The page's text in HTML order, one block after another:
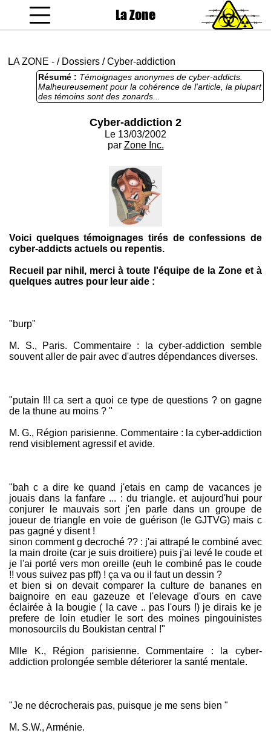
La Zone
LA ZONE - / Dossiers /Cyber-addiction
Résumé : Témoignages anonymes de cyber-addicts.
Malheureusement pour la cohérence de l'article, la plupart
des témoins sont des zonards...
Cyber-addiction 2
Le 13/03/2002
par Zone Inc.
Voici quelques témoignages tirés de confessions de
cyber-addicts actuels ou repentis.
Recueil par nihil, merci à toute l'équipe de la Zone et à
quelques autres pour leur aide :
"burp"
M. S., Paris. Commentaire : la cyber-addiction semble
souvent aller de pair avec d'autres dépendances diverses.
"putain !!! ca sert a quoi ce type de questions ? on gagne
de la thune au moins ? "
M. G., Région parisienne. Commentaire : la cyber-addiction
rend visiblement agressif et avide.
"bah c a dire ke quand j'etais en camp de vacances je
jouais dans la fanfare ... : du triangle. et aujourd'hui pour
conjurer le mauvais sort j'en parle dans un groupe de
joueur de triangle en voie de guérison (le GJTVG) mais c
pas gagné y disent !
sinon comment g decroché ?? : j'ai attrapé le combiné avec
la main droite (car je suis droitiere) puis j'ai levé le coude et
je l'ai porté vers mon oreille (euh le combiné pas le coude
!! vous suivez pas pff) ! ça va ou il faut un dessin ?
et bien si on devait comparer la culture de bananes en
baignoire en eau gazeuze et l'elevage d'ours en cave
éclairée à la bougie ( la cave .. pas l'ours !) je dirais ke je
prefere de loin etudier le sort des moines pingouinistes
monosourcils du Boukistan central !"
Mlle K., Région parisienne. Commentaire : la cyber-
addiction prolongée semble déteriorer la santé mentale.
"Je ne décrocherais pas, puisque je me sens bien "
M. S.W., Arménie.